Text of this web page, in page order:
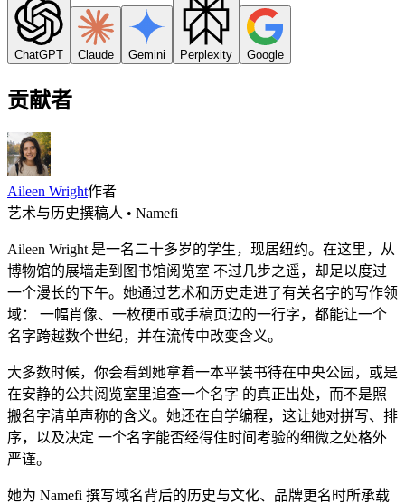
ChatGPT Claude Gemini Perplexity Google
贡献者
Aileen Wright作者
艺术与历史撰稿人 • Namefi
Aileen Wright 是一名二十多岁的学生，现居纽约。在这里，从
博物馆的展墙走到图书馆阅览室 不过几步之遥，却足以度过
一个漫长的下午。她通过艺术和历史走进了有关名字的写作领
域： 一幅肖像、一枚硬币或手稿页边的一行字，都能让一个
名字跨越数个世纪，并在流传中改变含义。
大多数时候，你会看到她拿着一本平装书待在中央公园，或是
在安静的公共阅览室里追查一个名字 的真正出处，而不是照
搬名字清单声称的含义。她还在自学编程，这让她对拼写、排
序，以及决定 一个名字能否经得住时间考验的细微之处格外
严谨。
她为 Namefi 撰写域名背后的历史与文化、品牌更名时所承载